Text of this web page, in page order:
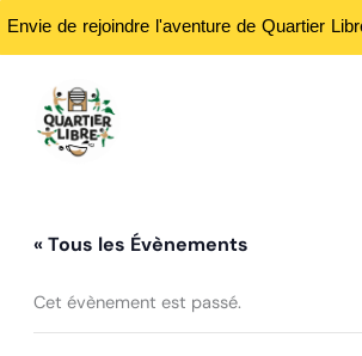
contenu
« Tous les Évènements
Cet évènement est passé.